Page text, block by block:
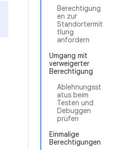
Berechtigung
en zur
Standortermit
tlung
anfordern
Umgang mit
verweigerter
Berechtigung
Ablehnungsst
atus beim
Testen und
Debuggen
prüfen
Einmalige
Berechtigungen